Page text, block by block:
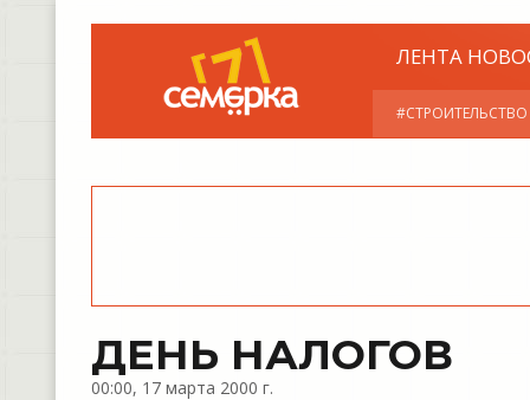
ЛЕНТА
#СТРОИТЕЛЬСТВО
ДЕНЬ НАЛОГОВ
00:00, 17 марта 2000 г.